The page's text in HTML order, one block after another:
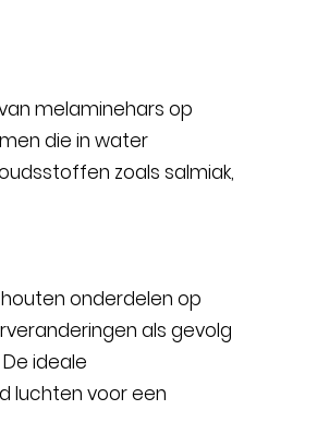
melaminehars op
die in water
zoals salmiak,
onderdelen op
als gevolg
ideale
luchten voor een